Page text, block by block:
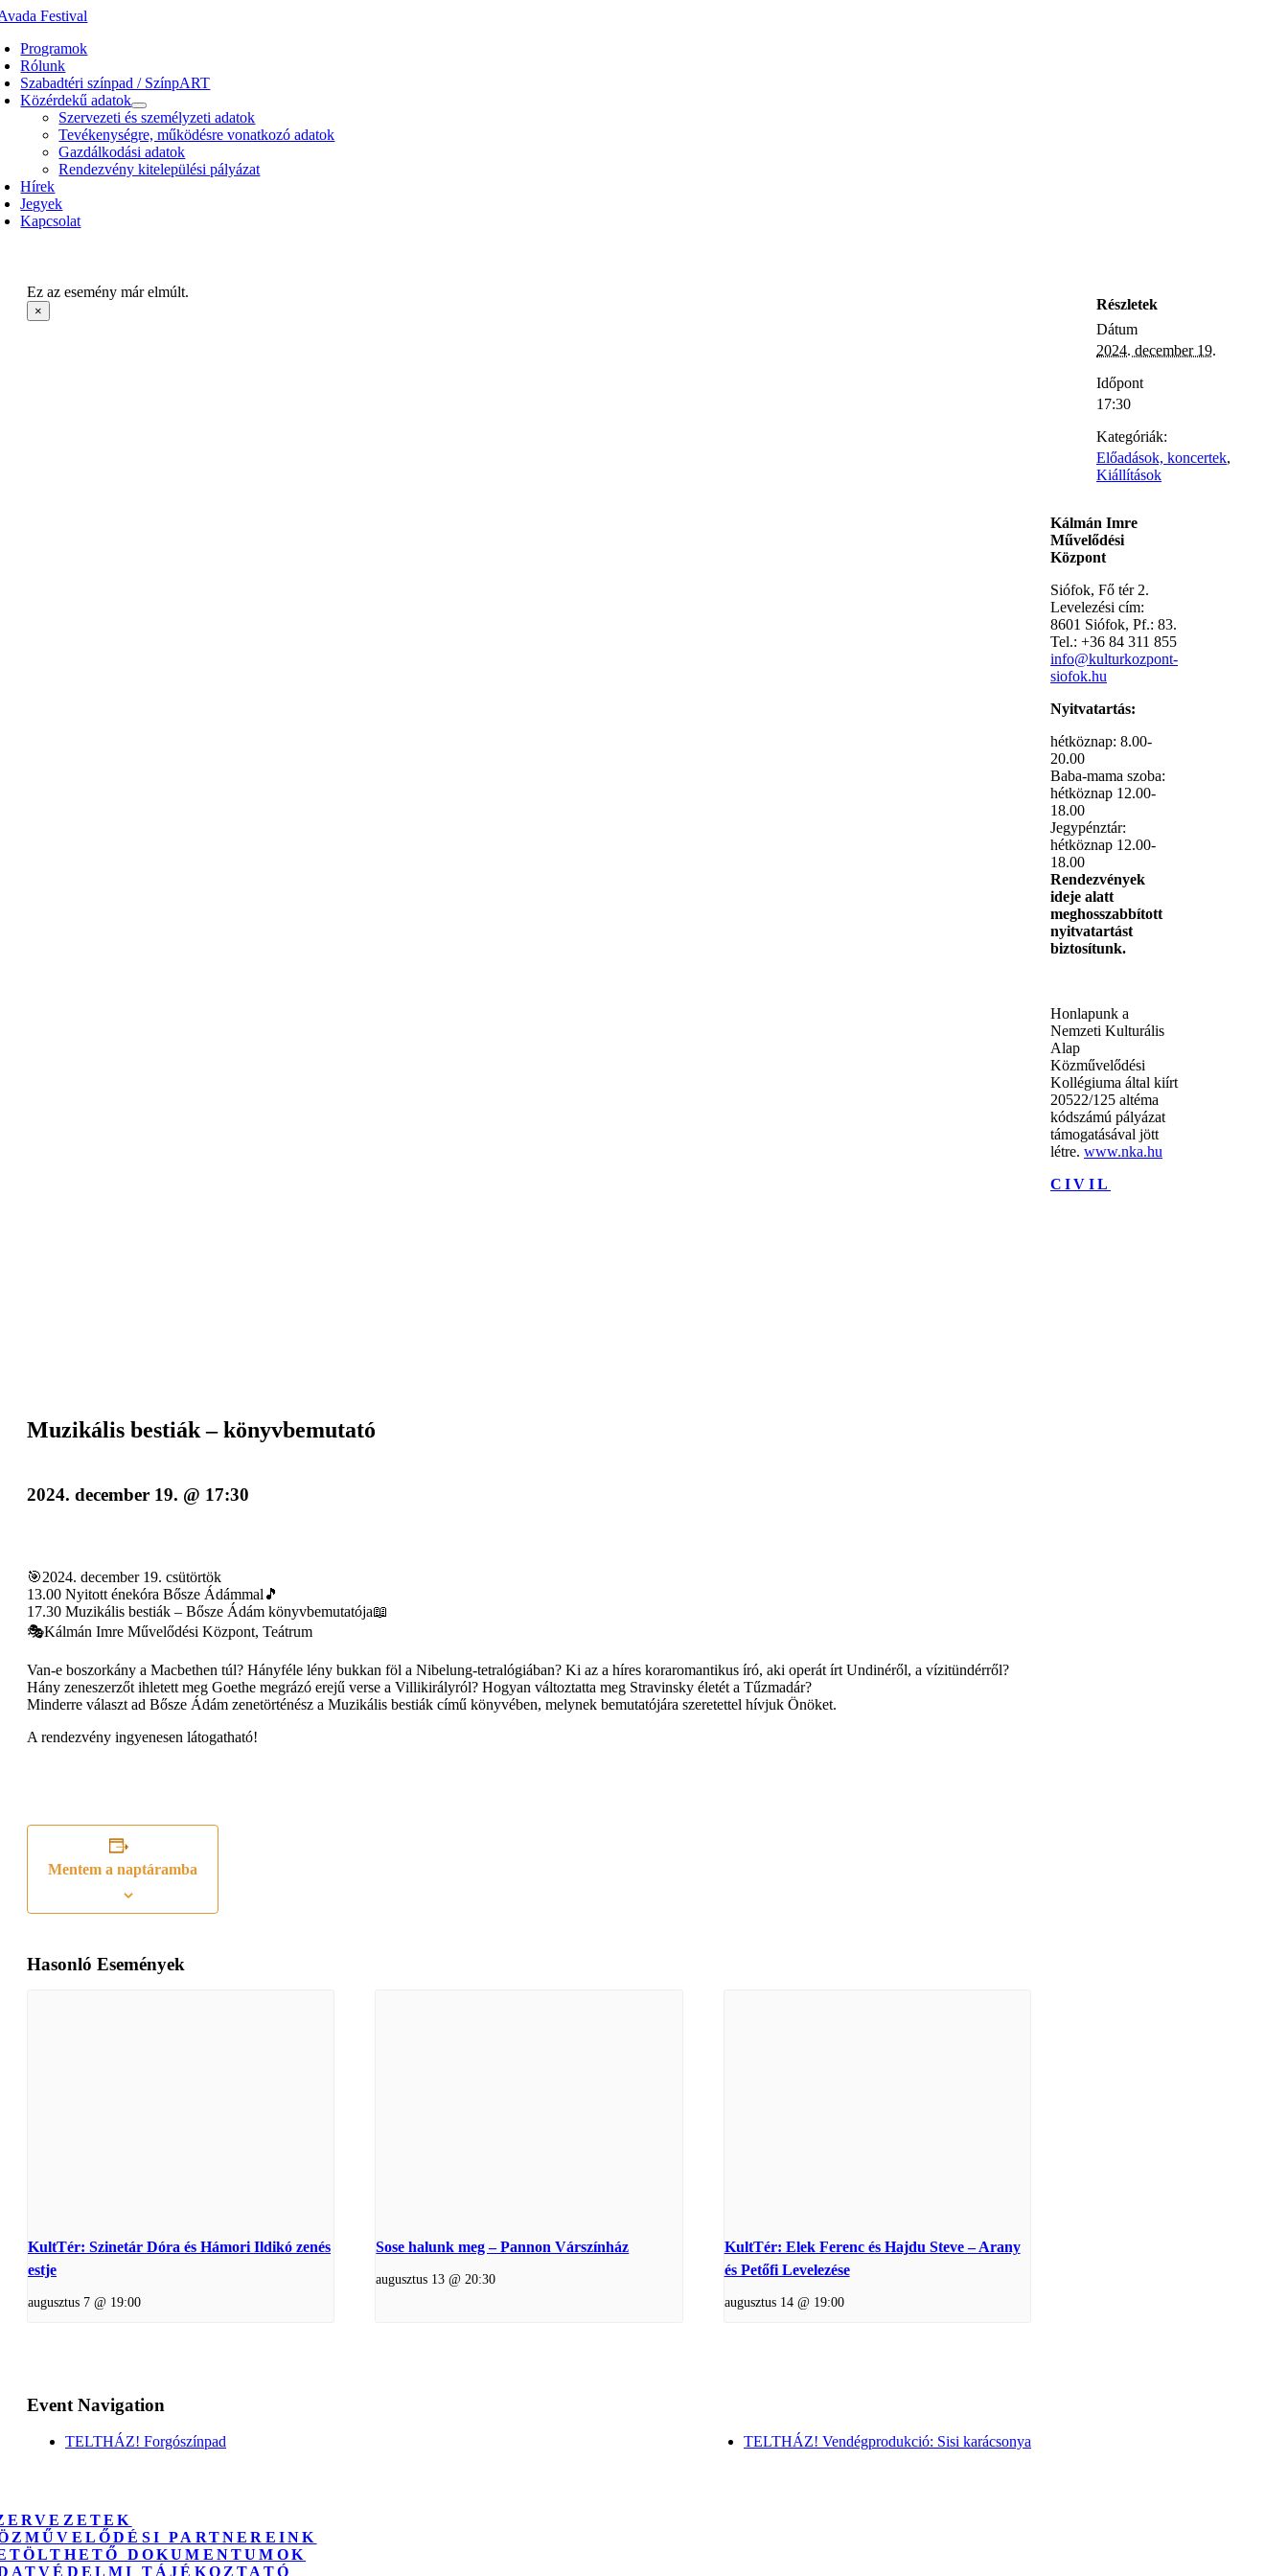
Kihagyás
Programok
Rólunk
Szabadtéri színpad / SzínpART
Közérdekű adatok
Szervezeti és személyzeti adatok
Tevékenységre, működésre vonatkozó adatok
Gazdálkodási adatok
Rendezvény kitelepülési pályázat
Hírek
Jegyek
Kapcsolat
Ez az esemény már elmúlt.
×
Muzikális bestiák – könyvbemutató
2024. december 19. @ 17:30
🎯2024. december 19. csütörtök
13.00 Nyitott énekóra Bősze Ádámmal🎵
17.30 Muzikális bestiák – Bősze Ádám könyvbemutatója📖
🎭Kálmán Imre Művelődési Központ, Teátrum
Van-e boszorkány a Macbethen túl? Hányféle lény bukkan föl a Nibelung-tetralógiában? Ki az a híres koraromantikus író, aki operát írt Undinéről, a vízitündérről?
Hány zeneszerzőt ihletett meg Goethe megrázó erejű verse a Villikirályról? Hogyan változtatta meg Stravinsky életét a Tűzmadár?
Minderre választ ad Bősze Ádám zenetörténész a Muzikális bestiák című könyvében, melynek bemutatójára szeretettel hívjuk Önöket.
A rendezvény ingyenesen látogatható!
Mentem a naptáramba
Hasonló Események
KultTér: Szinetár Dóra és Hámori Ildikó zenés
estje
augusztus 7 @ 19:00
Sose halunk meg – Pannon Várszínház
augusztus 13 @ 20:30
KultTér: Elek Ferenc és Hajdu Steve – Arany
és Petőfi Levelezése
augusztus 14 @ 19:00
Event Navigation
TELTHÁZ! Forgószínpad TELTHÁZ! Vendégprodukció: Sisi karácsonya
Részletek
Dátum
2024. december 19.
Időpont
17:30
Kategóriák:
Előadások, koncertek,
Kiállítások
Kálmán Imre
Művelődési
Központ
Siófok, Fő tér 2.
Levelezési cím:
8601 Siófok, Pf.: 83.
Tel.: +36 84 311 855
info@kulturkozpont-
siofok.hu
Nyitvatartás:
hétköznap: 8.00-
20.00
Baba-mama szoba:
hétköznap 12.00-
18.00
Jegypénztár:
hétköznap 12.00-
18.00
Rendezvények
ideje alatt
meghosszabbított
nyitvatartást
biztosítunk.
Honlapunk a
Nemzeti Kulturális
Alap
Közművelődési
Kollégiuma által kiírt
20522/125 altéma
kódszámú pályázat
támogatásával jött
létre. www.nka.hu
CIVIL
PARTNEREINK
DOKUMENTUMOK
TÁJÉKOZTATÓ